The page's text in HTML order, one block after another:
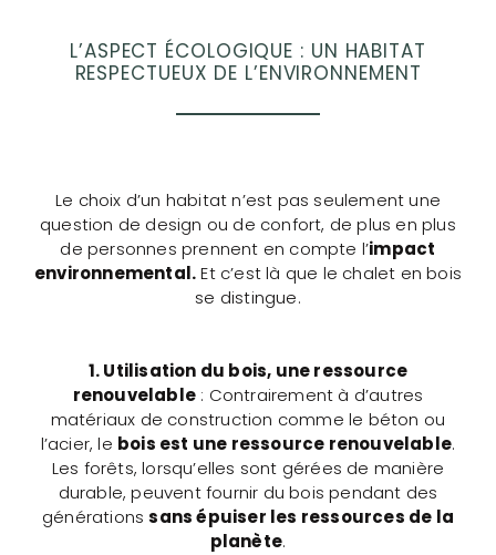
L’ASPECT ÉCOLOGIQUE : UN HABITAT
RESPECTUEUX DE L’ENVIRONNEMENT
Le choix d’un habitat n’est pas seulement une
question de design ou de confort, de plus en plus
de personnes prennent en compte l’impact
environnemental.Et c’est là que le chalet en bois
se distingue.
1. Utilisation du bois, une ressource
renouvelable : Contrairement à d’autres
matériaux de construction comme le béton ou
l’acier, le bois est une ressource renouvelable.
Les forêts, lorsqu’elles sont gérées de manière
durable, peuvent fournir du bois pendant des
générationssans épuiser les ressources de la
planète.